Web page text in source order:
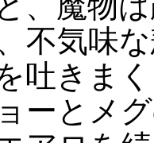
不気味
吐きま
ーとメ